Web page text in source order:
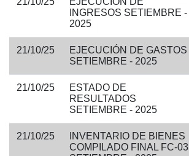
INGRESOS SETIEMBRE -
2025
21/10/25
EJECUCIÓN DE GASTOS
SETIEMBRE - 2025
21/10/25
ESTADO DE
RESULTADOS
SETIEMBRE - 2025
21/10/25
INVENTARIO DE BIENES
COMPILADO FINAL FC-03